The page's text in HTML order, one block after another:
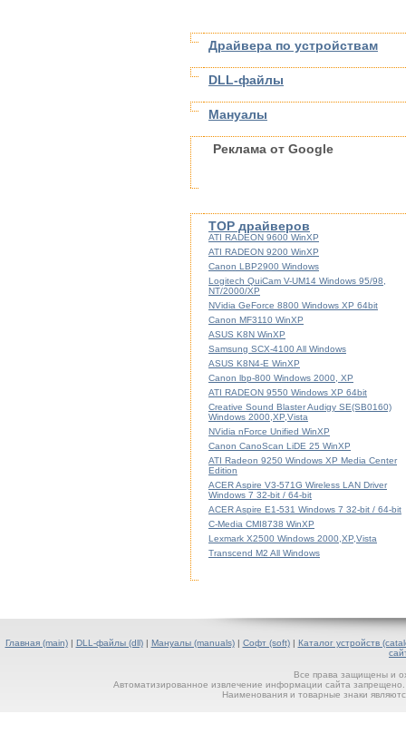
Драйвера по устройствам
DLL-файлы
Мануалы
Реклама от Google
TOP драйверов
ATI RADEON 9600 WinXP
ATI RADEON 9200 WinXP
Canon LBP2900 Windows
Logitech QuiCam V-UM14 Windows 95/98,
NT/2000/XP
NVidia GeForce 8800 Windows XP 64bit
Canon MF3110 WinXP
ASUS K8N WinXP
Samsung SCX-4100 All Windows
ASUS K8N4-E WinXP
Canon lbp-800 Windows 2000, XP
ATI RADEON 9550 Windows XP 64bit
Creative Sound Blaster Audigy SE(SB0160)
Windows 2000,XP,Vista
NVidia nForce Unified WinXP
Canon CanoScan LiDE 25 WinXP
ATI Radeon 9250 Windows XP Media Center
Edition
ACER Aspire V3-571G Wireless LAN Driver
Windows 7 32-bit / 64-bit
ACER Aspire E1-531 Windows 7 32-bit / 64-bit
C-Media CMI8738 WinXP
Lexmark X2500 Windows 2000,XP,Vista
Transcend M2 All Windows
Главная (main)| DLL-файлы (dll)| Мануалы (manuals)| Софт (soft)|
Каталог устройств
Все права защищены и
Автоматизированное извлечение информации сайта
Наименования и товарные знаки